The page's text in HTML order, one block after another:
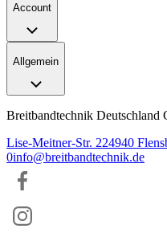
Account
Allgemein
Breitbandtechnik Deutschland
Lise-Meitner-Str. 224940
0info@breitbandtechnik.de